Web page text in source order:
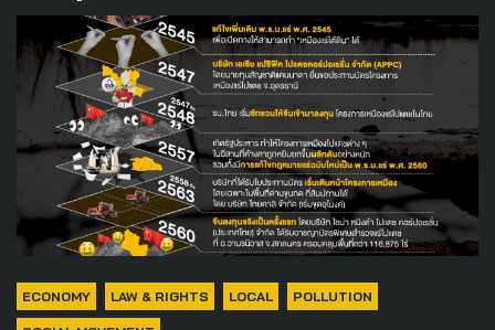
ECONOMY LAW & RIGHTS LOCAL POLLUTION